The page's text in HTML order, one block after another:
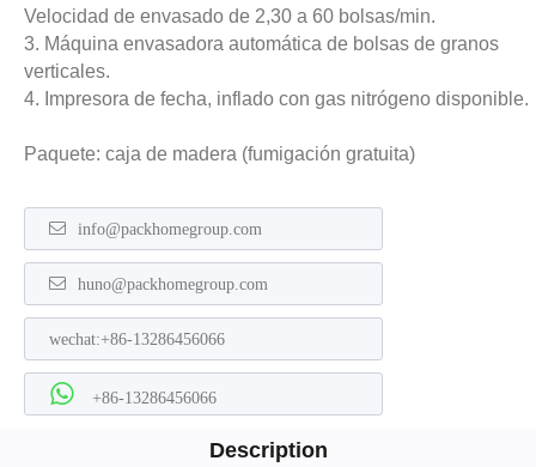
Velocidad de envasado de 2,30 a 60 bolsas/min.
3. Máquina envasadora automática de bolsas de granos
verticales.
4. Impresora de fecha, inflado con gas nitrógeno disponible.
Paquete: caja de madera (fumigación gratuita)
info@packhomegroup.com
huno@packhomegroup.com
wechat:+86-13286456066
+86-13286456066
Description